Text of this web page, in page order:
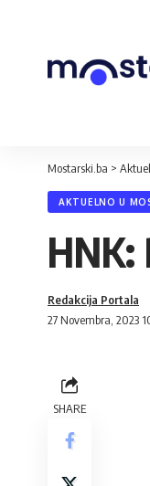
Mostarski.ba >
AKTUELNO U
27 Novembra, 2023
Redakcija Portala
SHARE